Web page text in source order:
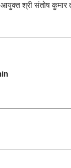
श्री संतोष कुमार